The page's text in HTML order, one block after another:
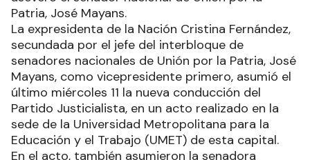
Patria, José Mayans.
La expresidenta de la Nación Cristina Fernández,
secundada por el jefe del interbloque de
senadores nacionales de Unión por la Patria, José
Mayans, como vicepresidente primero, asumió el
último miércoles 11 la nueva conducción del
Partido Justicialista, en un acto realizado en la
sede de la Universidad Metropolitana para la
Educación y el Trabajo (UMET) de esta capital.
En el acto, también asumieron la senadora